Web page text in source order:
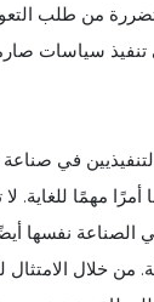
من طلب
سياسات
في
أمرًا مهمًا للغاية.
نفسها أيضًا
من خلال